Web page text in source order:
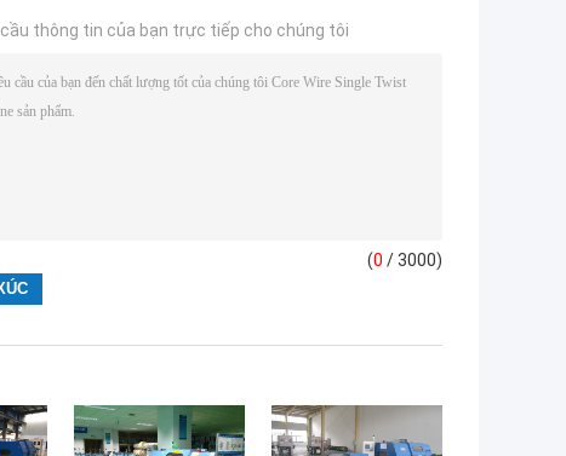
cầu thông tin của bạn trực tiếp cho chúng tôi
(0 / 3000)